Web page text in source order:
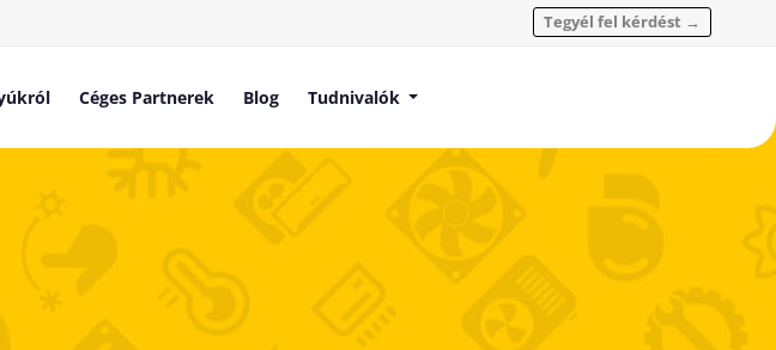
Tegyél fel kérdést →
Céges Partnerek Blog Tudnivalók